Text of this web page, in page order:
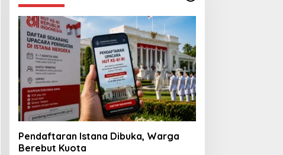
Pendaftaran Istana Dibuka, Warga
Berebut Kuota